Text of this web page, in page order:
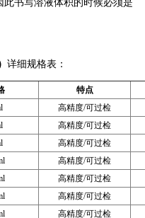
书写溶液体积的时候必须是
详细规格表：
特点
高精度/可过检
高精度/可过检
高精度/可过检
高精度/可过检
高精度/可过检
高精度/可过检
高精度/可过检